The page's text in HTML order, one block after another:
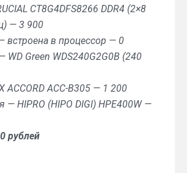
CT8G4DFS8266 DDR4 (2×8
— 3 900
встроена в процессор — 0
WD Green WDS240G2G0B (240
ACCORD ACC-B305 — 1 200
— HIPRO (HIPO DIGI) HPE400W —
рублей